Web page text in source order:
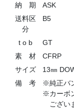
納 期
ASK
送料区
分
B5
t o b
GT
素 材
CFRP
サイズ
13㎜
備 考
※純正バ
※カーボ
ござい